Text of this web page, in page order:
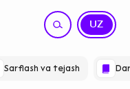
Sarflash va tejash
UZ
RU